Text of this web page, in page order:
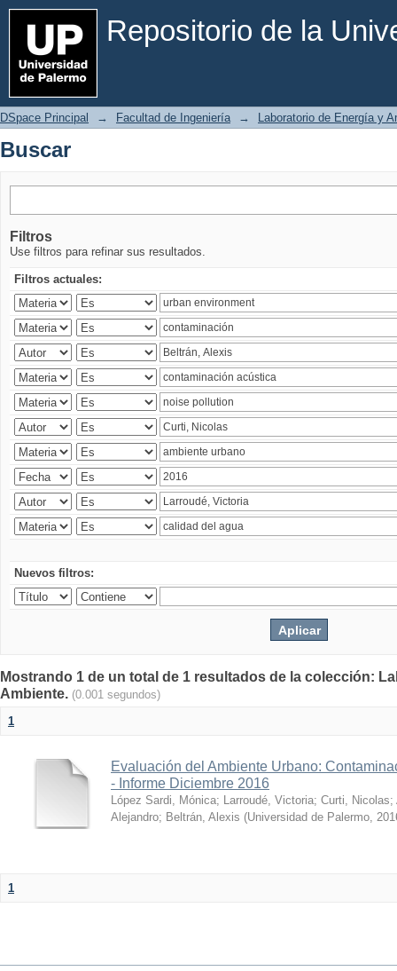
Repositorio de la
Buscar
DSpace Principal → Facultad de Ingeniería → Laboratorio de Energía y
Buscar
Filtros
Use filtros para refinar sus resultados.
Filtros actuales:
Nuevos filtros:
Mostrando 1 de un total de 1 resultados de la colección:
Ambiente. (0.001 segundos)
1
Evaluación del Ambiente Urbano:
- Informe Diciembre 2016
López Sardi, Mónica; Larroudé, Victoria; Curti, Nicolas;
Alejandro; Beltrán, Alexis (Universidad de Palermo,
1